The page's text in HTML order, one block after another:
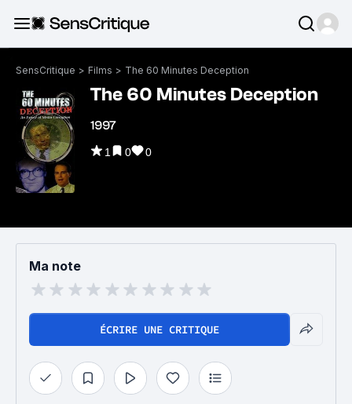
SensCritique > Films > The 60 Minutes Deception
The 60 Minutes Deception
1997
1 0 0
Ma note
ÉCRIRE UNE CRITIQUE